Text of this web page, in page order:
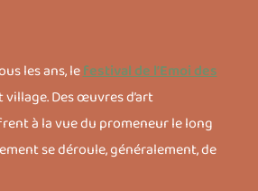
les ans, lefestival de l’Emoi des
Des œuvres d’art
à la vue du promeneur le long
se déroule, généralement, de